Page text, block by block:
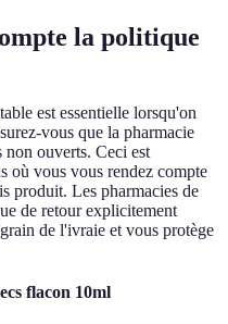
la politique
est essentielle lorsqu'on
vous que la pharmacie
non ouverts. Ceci est
où vous vous rendez compte
produit. Les pharmacies de
de retour explicitement
de l'ivraie et vous protège
flacon 10ml